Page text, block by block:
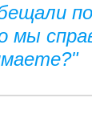
мы